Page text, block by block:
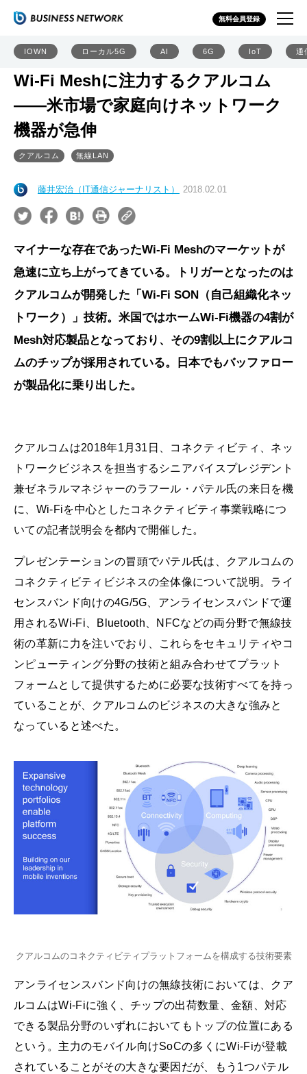
無料会員登録
IOWN ローカル5G AI 6G IoT 通
Wi-Fi Meshに注力するクアルコム
――米市場で家庭向けネットワーク
機器が急伸
クアルコム 無線LAN
藤井宏治（IT通信ジャーナリスト） 2018.02.01
マイナーな存在であったWi-Fi Meshのマーケットが
急速に立ち上がってきている。トリガーとなったのは
クアルコムが開発した「Wi-Fi SON（自己組織化ネッ
トワーク）」技術。米国ではホームWi-Fi機器の4割が
Mesh対応製品となっており、その9割以上にクアルコ
ムのチップが採用されている。日本でもバッファロー
が製品化に乗り出した。
クアルコムは2018年1月31日、コネクティビティ、ネッ
トワークビジネスを担当するシニアバイスプレジデント
兼ゼネラルマネジャーのラフール・パテル氏の来日を機
に、Wi-Fiを中心としたコネクティビティ事業戦略につ
いての記者説明会を都内で開催した。
プレゼンテーションの冒頭でパテル氏は、クアルコムの
コネクティビティビジネスの全体像について説明。ライ
センスバンド向けの4G/5G、アンライセンスバンドで運
用されるWi-Fi、Bluetooth、NFCなどの両分野で無線技
術の革新に力を注いでおり、これらをセキュリティやコ
ンピューティング分野の技術と組み合わせてプラット
フォームとして提供するために必要な技術すべてを持っ
ていることが、クアルコムのビジネスの大きな強みと
なっていると述べた。
クアルコムのコネクティビティプラットフォームを構成する技術要素
アンライセンスバンド向けの無線技術においては、クア
ルコムはWi-Fiに強く、チップの出荷数量、金額、対応
できる製品分野のいずれにおいてもトップの位置にある
という。主力のモバイル向けSoCの多くにWi-Fiが登載
されていることがその大きな要因だが、もう1つパテル